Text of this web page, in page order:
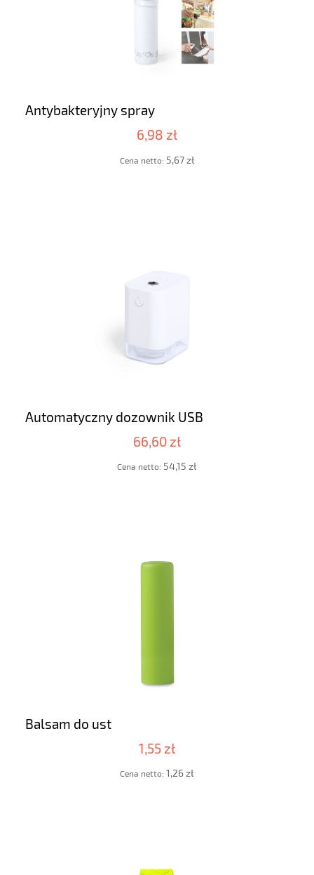
Antybakteryjny spray
6,98 zł
Cena netto: 5,67 zł
Automatyczny dozownik USB
66,60 zł
Cena netto: 54,15 zł
Balsam do ust
1,55 zł
Cena netto: 1,26 zł